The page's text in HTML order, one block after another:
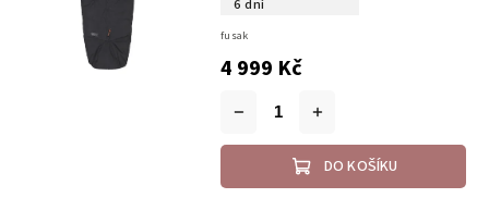
6 dní
4 999 Kč
DO KOŠÍKU
fusak